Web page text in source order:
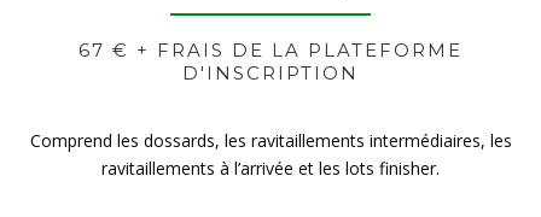
67 € + FRAIS DE LA PLATEFORME
D'INSCRIPTION
Comprend les dossards, les ravitaillements intermédiaires, les
ravitaillements à l’arrivée et les lots finisher.